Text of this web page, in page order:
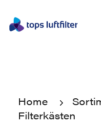
Home
Home
Filterkästen